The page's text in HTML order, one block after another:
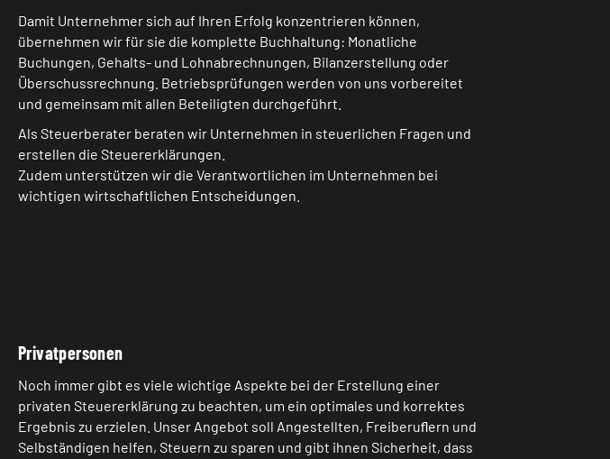
Damit Unternehmer sich auf Ihren Erfolg konzentrieren können,
übernehmen wir für sie die komplette Buchhaltung: Monatliche
Buchungen, Gehalts- und Lohnabrechnungen, Bilanzerstellung oder
Überschussrechnung. Betriebsprüfungen werden von uns vorbereitet
und gemeinsam mit allen Beteiligten durchgeführt.
Als Steuerberater beraten wir Unternehmen in steuerlichen Fragen und
erstellen die Steuererklärungen.
Zudem unterstützen wir die Verantwortlichen im Unternehmen bei
wichtigen wirtschaftlichen Entscheidungen.
Privatpersonen
Noch immer gibt es viele wichtige Aspekte bei der Erstellung einer
privaten Steuererklärung zu beachten, um ein optimales und korrektes
Ergebnis zu erzielen. Unser Angebot soll Angestellten, Freiberuﬂern und
Selbständigen helfen, Steuern zu sparen und gibt ihnen Sicherheit, dass